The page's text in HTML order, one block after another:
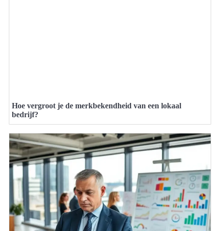
Hoe vergroot je de merkbekendheid van een lokaal
bedrijf?